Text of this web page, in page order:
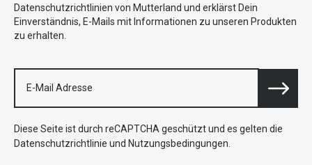
Datenschutzrichtlinien von Mutterland und erklärst Dein
Einverständnis, E-Mails mit Informationen zu unseren Produkten
zu erhalten.
Diese Seite ist durch reCAPTCHA geschützt und es gelten die
Datenschutzrichtlinie und Nutzungsbedingungen